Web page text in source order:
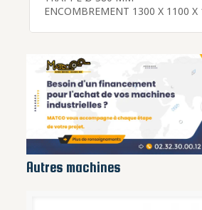
ENCOMBREMENT 1300 X 1100
Autres machines